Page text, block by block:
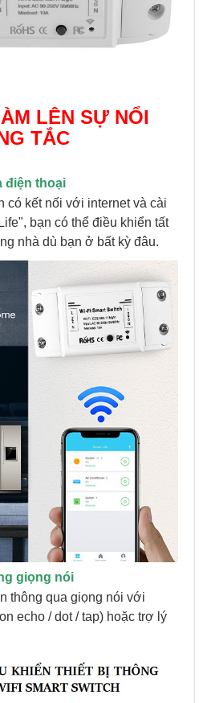
LÊN SỰ NỔI
TẮC
điện thoại
có kết nối với internet và cài
bạn có thể điều khiển tất
nhà dù bạn ở bất kỳ đâu.
giọng nói
thông qua giọng nói với
echo / dot / tap) hoặc trợ lý